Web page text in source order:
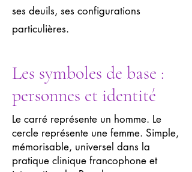
ses deuils, ses configurations
particulières.
Les symboles de base :
personnes et identité
Le carré représente un homme. Le
cercle représente une femme. Simple,
mémorisable, universel dans la
pratique clinique francophone et